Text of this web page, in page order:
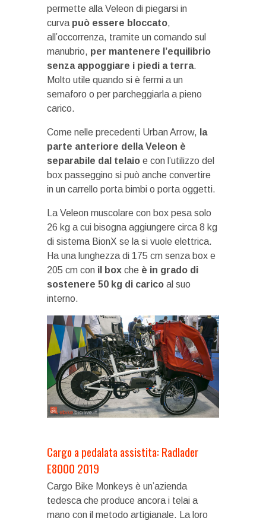
permette alla Veleon di piegarsi in
curva può essere bloccato,
all’occorrenza, tramite un comando sul
manubrio, per mantenere l’equilibrio
senza appoggiare i piedi a terra.
Molto utile quando si è fermi a un
semaforo o per parcheggiarla a pieno
carico.
Come nelle precedenti Urban Arrow,
la
parte anteriore della Veleon è
separabile dal telaio e con l’utilizzo del
box passeggino si può anche convertire
in un carrello porta bimbi o porta oggetti.
La Veleon muscolare con box pesa solo
26 kg a cui bisogna aggiungere circa 8 kg
di sistema BionX se la si vuole elettrica.
Ha una lunghezza di 175 cm senza box e
205 cm con il box che è in grado di
sostenere 50 kg di carico al suo
interno.
Cargo a pedalata assistita: Radlader
E8000 2019
Cargo Bike Monkeys è un’azienda
tedesca che produce ancora i telai a
mano con il metodo artigianale. La loro